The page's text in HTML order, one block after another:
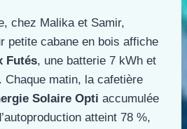
chez Malika et Samir,
petite cabane en bois affiche
Futés, une batterie 7 kWh et
Chaque matin, la cafetière
Solaire Opti accumulée
atteint 78 %,